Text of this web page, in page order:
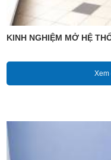
KINH NGHIỆM MỞ HỆ
Xem